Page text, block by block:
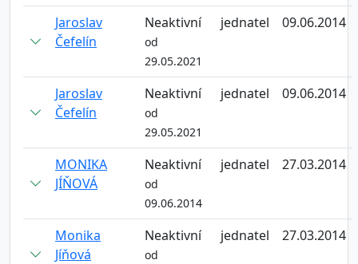
Jaroslav
Čefelín
Neaktivní
od
29.05.2021
jednatel 09.06.2014
Jaroslav
Čefelín
Neaktivní
od
29.05.2021
jednatel 09.06.2014
MONIKA
JÍŇOVÁ
Neaktivní
od
09.06.2014
jednatel 27.03.2014
Monika
Jíňová
Neaktivní
od
jednatel 27.03.2014